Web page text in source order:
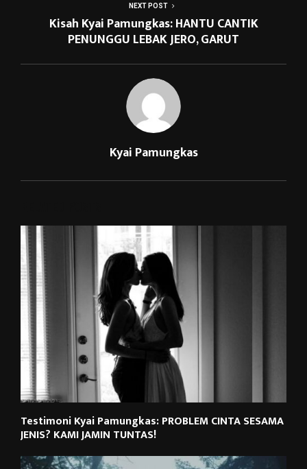
NEXT POST
Kisah Kyai Pamungkas: HANTU CANTIK
PENUNGGU LEBAK JERO, GARUT
Kyai Pamungkas
Testimoni Kyai Pamungkas: PROBLEM CINTA SESAMA
JENIS? KAMI JAMIN TUNTAS!